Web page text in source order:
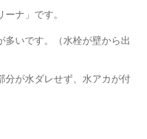
ナ」です。
多いです。（水栓が壁から出
分が水ダレせず、水アカが付